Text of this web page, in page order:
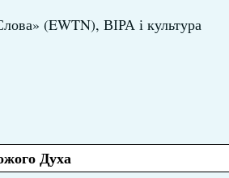
(EWTN), ВІРА і культура
Духа